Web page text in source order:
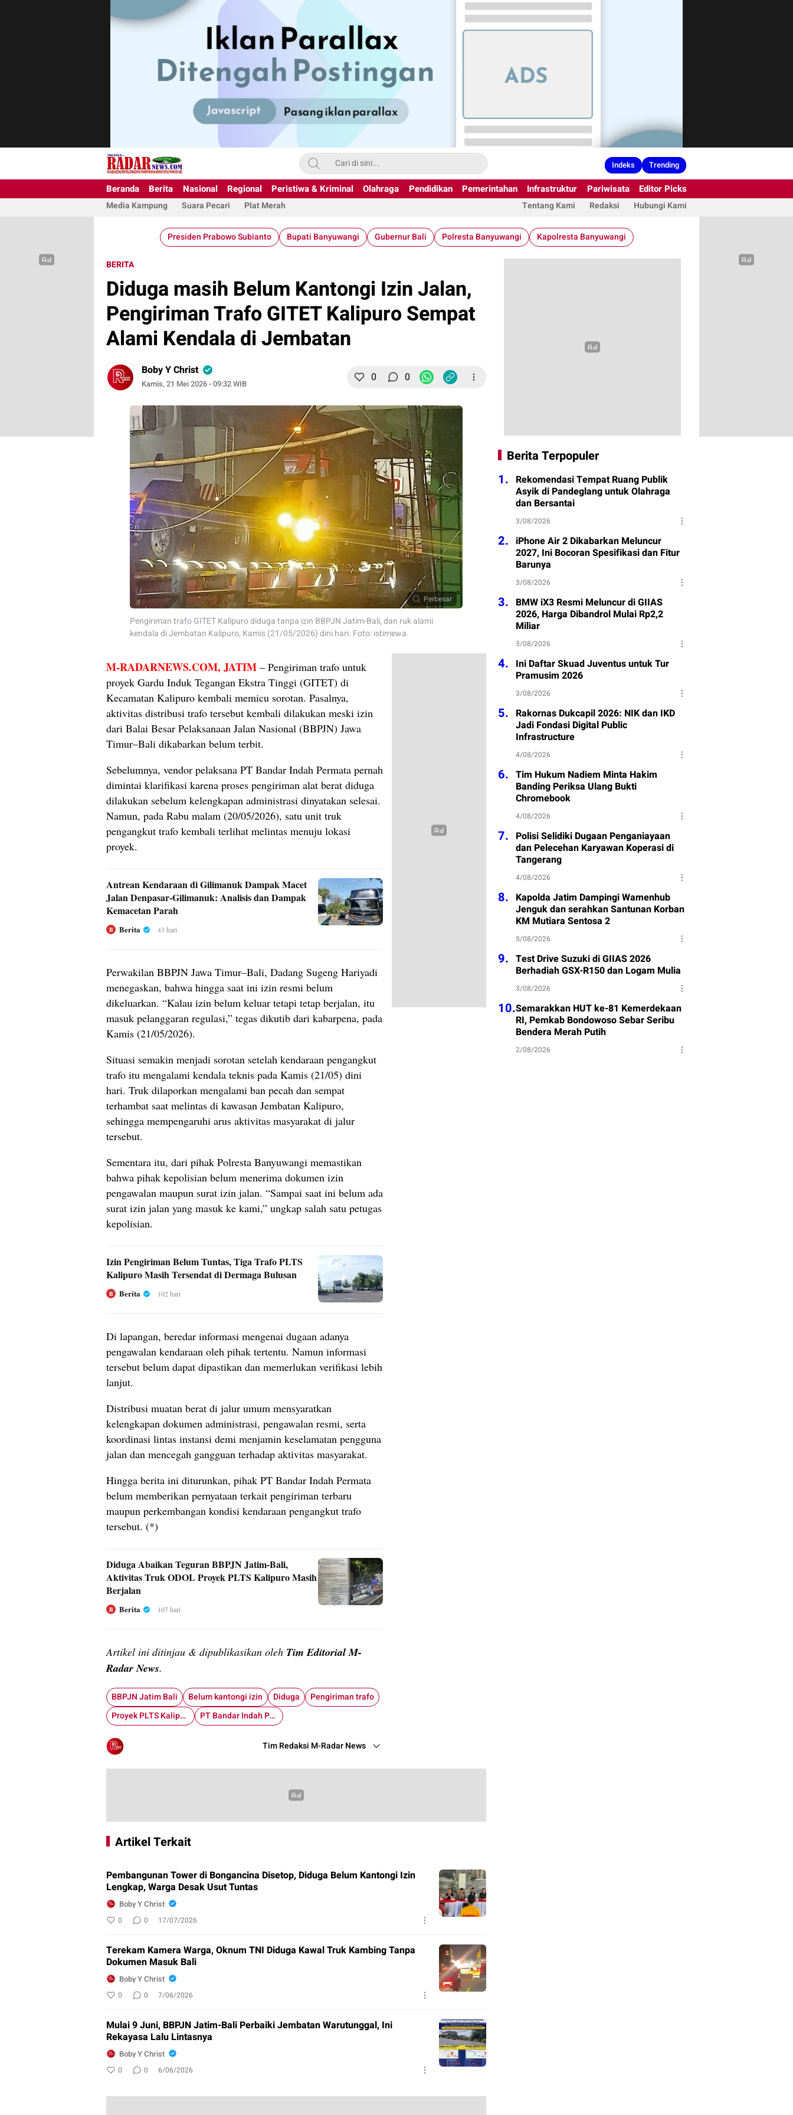
Indeks Trending
Beranda Berita Nasional Regional Peristiwa & Kriminal Olahraga Pendidikan Pemerintahan Infrastruktur Pariwisata Editor Picks
Media Kampung Suara Pecari Plat Merah Tentang Kami Redaksi Hubungi Kami
Presiden Prabowo Subianto Bupati Banyuwangi Gubernur Bali Polresta Banyuwangi Kapolresta Banyuwangi
BERITA
Diduga masih Belum Kantongi Izin Jalan,
Pengiriman Trafo GITET Kalipuro Sempat
Alami Kendala di Jembatan
Boby Y Christ
Kamis, 21 Mei 2026 - 09:32 WIB 0 0
Perbesar
Pengiriman trafo GITET Kalipuro diduga tanpa izin BBPJN Jatim-Bali, dan ruk alami
kendala di Jembatan Kalipuro, Kamis (21/05/2026) dini hari. Foto: istimewa.
M-RADARNEWS.COM, JATIM – Pengiriman trafo untuk
proyek Gardu Induk Tegangan Ekstra Tinggi (GITET) di
Kecamatan Kalipuro kembali memicu sorotan. Pasalnya,
aktivitas distribusi trafo tersebut kembali dilakukan meski izin
dari Balai Besar Pelaksanaan Jalan Nasional (BBPJN) Jawa
Timur–Bali dikabarkan belum terbit.
Sebelumnya, vendor pelaksana PT Bandar Indah Permata pernah
dimintai klarifikasi karena proses pengiriman alat berat diduga
dilakukan sebelum kelengkapan administrasi dinyatakan selesai.
Namun, pada Rabu malam (20/05/2026), satu unit truk
pengangkut trafo kembali terlihat melintas menuju lokasi
proyek.
Antrean Kendaraan di Gilimanuk Dampak Macet
Jalan Denpasar-Gilimanuk: Analisis dan Dampak
Kemacetan Parah
B Berita 43 hari
Perwakilan BBPJN Jawa Timur–Bali, Dadang Sugeng Hariyadi
menegaskan, bahwa hingga saat ini izin resmi belum
dikeluarkan. “Kalau izin belum keluar tetapi tetap berjalan, itu
masuk pelanggaran regulasi,” tegas dikutib dari kabarpena, pada
Kamis (21/05/2026).
Situasi semakin menjadi sorotan setelah kendaraan pengangkut
trafo itu mengalami kendala teknis pada Kamis (21/05) dini
hari. Truk dilaporkan mengalami ban pecah dan sempat
terhambat saat melintas di kawasan Jembatan Kalipuro,
sehingga mempengaruhi arus aktivitas masyarakat di jalur
tersebut.
Sementara itu, dari pihak Polresta Banyuwangi memastikan
bahwa pihak kepolisian belum menerima dokumen izin
pengawalan maupun surat izin jalan. “Sampai saat ini belum ada
surat izin jalan yang masuk ke kami,” ungkap salah satu petugas
kepolisian.
Izin Pengiriman Belum Tuntas, Tiga Trafo PLTS
Kalipuro Masih Tersendat di Dermaga Bulusan
B Berita 102 hari
Di lapangan, beredar informasi mengenai dugaan adanya
pengawalan kendaraan oleh pihak tertentu. Namun informasi
tersebut belum dapat dipastikan dan memerlukan verifikasi lebih
lanjut.
Distribusi muatan berat di jalur umum mensyaratkan
kelengkapan dokumen administrasi, pengawalan resmi, serta
koordinasi lintas instansi demi menjamin keselamatan pengguna
jalan dan mencegah gangguan terhadap aktivitas masyarakat.
Hingga berita ini diturunkan, pihak PT Bandar Indah Permata
belum memberikan pernyataan terkait pengiriman terbaru
maupun perkembangan kondisi kendaraan pengangkut trafo
tersebut. (*)
Diduga Abaikan Teguran BBPJN Jatim-Bali,
Aktivitas Truk ODOL Proyek PLTS Kalipuro Masih
Berjalan
B Berita 107 hari
Artikel ini ditinjau & dipublikasikan oleh Tim Editorial M-
Radar News.
BBPJN Jatim Bali Belum kantongi izin Diduga
Pengiriman trafo
Proyek PLTS Kalipuro
PT Bandar Indah Permata
Tim Redaksi M-Radar News
Artikel Terkait
Pembangunan Tower di Bongancina Disetop, Diduga Belum Kantongi Izin
Lengkap, Warga Desak Usut Tuntas
Boby Y Christ
0 0 17/07/2026
Terekam Kamera Warga, Oknum TNI Diduga Kawal Truk Kambing Tanpa
Dokumen Masuk Bali
Boby Y Christ
0 0 7/06/2026
Mulai 9 Juni, BBPJN Jatim-Bali Perbaiki Jembatan Warutunggal, Ini
Rekayasa Lalu Lintasnya
Boby Y Christ
0 0 6/06/2026
Berita Terpopuler
1. Rekomendasi Tempat Ruang Publik
Asyik di Pandeglang untuk Olahraga
dan Bersantai
3/08/2026
2. iPhone Air 2 Dikabarkan Meluncur
2027, Ini Bocoran Spesifikasi dan Fitur
Barunya
3/08/2026
3. BMW iX3 Resmi Meluncur di GIIAS
2026, Harga Dibandrol Mulai Rp2,2
Miliar
3/08/2026
4. Ini Daftar Skuad Juventus untuk Tur
Pramusim 2026
3/08/2026
5. Rakornas Dukcapil 2026: NIK dan IKD
Jadi Fondasi Digital Public
Infrastructure
4/08/2026
6. Tim Hukum Nadiem Minta Hakim
Banding Periksa Ulang Bukti
Chromebook
4/08/2026
7. Polisi Selidiki Dugaan Penganiayaan
dan Pelecehan Karyawan Koperasi di
Tangerang
4/08/2026
8. Kapolda Jatim Dampingi Wamenhub
Jenguk dan serahkan Santunan Korban
KM Mutiara Sentosa 2
5/08/2026
9. Test Drive Suzuki di GIIAS 2026
Berhadiah GSX-R150 dan Logam Mulia
3/08/2026
10.Semarakkan HUT ke-81 Kemerdekaan
RI, Pemkab Bondowoso Sebar Seribu
Bendera Merah Putih
2/08/2026